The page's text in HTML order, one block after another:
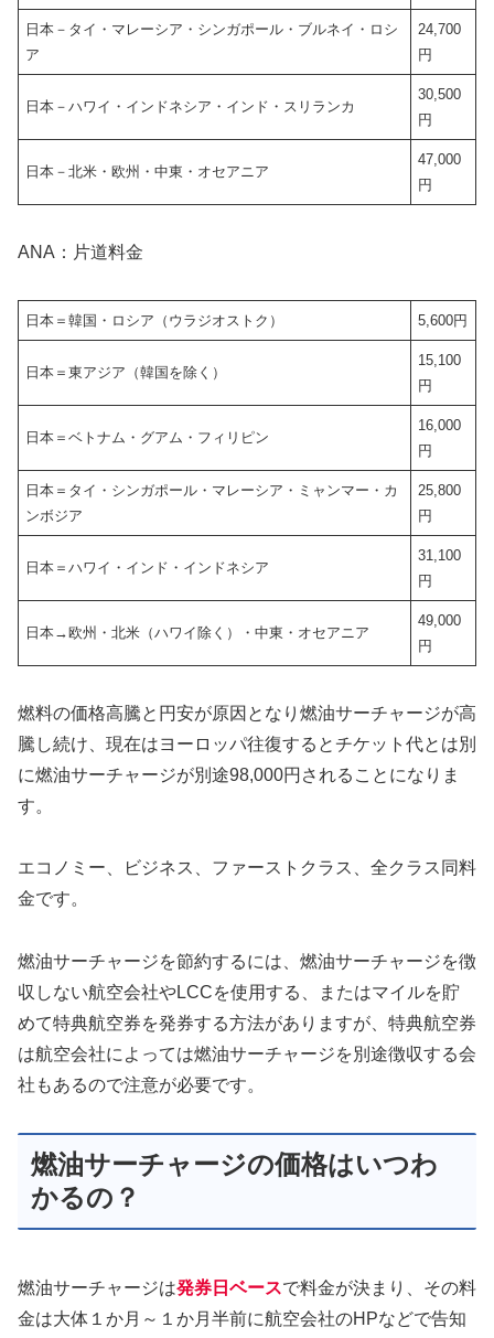
日本－タイ・マレーシア・シンガポール・ブルネイ・ロシ
ア
24,700
円
日本－ハワイ・インドネシア・インド・スリランカ
30,500
円
日本－北米・欧州・中東・オセアニア
47,000
円
ANA：片道料金
日本＝韓国・ロシア（ウラジオストク） 5,600円
日本＝東アジア（韓国を除く）
15,100
円
日本＝ベトナム・グアム・フィリピン
16,000
円
日本＝タイ・シンガポール・マレーシア・ミャンマー・カ
ンボジア
25,800
円
日本＝ハワイ・インド・インドネシア
31,100
円
日本→欧州・北米（ハワイ除く）・中東・オセアニア
49,000
円
燃料の価格高騰と円安が原因となり燃油サーチャージが高
騰し続け、現在はヨーロッパ往復するとチケット代とは別
に燃油サーチャージが別途98,000円されることになりま
す。
エコノミー、ビジネス、ファーストクラス、全クラス同料
金です。
燃油サーチャージを節約するには、燃油サーチャージを徴
収しない航空会社やLCCを使用する、またはマイルを貯
めて特典航空券を発券する方法がありますが、特典航空券
は航空会社によっては燃油サーチャージを別途徴収する会
社もあるので注意が必要です。
燃油サーチャージの価格はいつわ
かるの？
燃油サーチャージは発券日ベースで料金が決まり、その料
金は大体１か月～１か月半前に航空会社のHPなどで告知